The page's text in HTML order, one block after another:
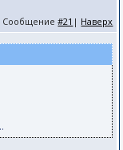
Сообщение#21 | Наверх